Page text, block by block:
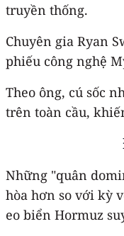
truyền thống.
Chuyên gia Ryan
phiếu công nghệ
Theo ông, cú sốc
trên toàn cầu,
Những "quân
hòa hơn so với kỳ
eo biển Hormuz